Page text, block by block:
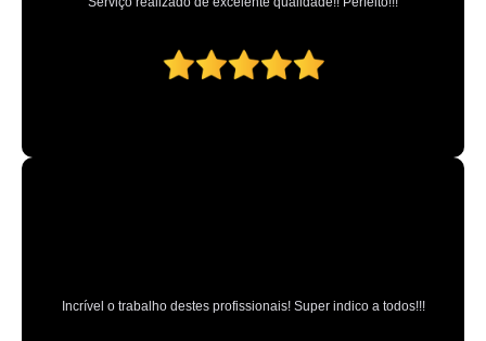
Incrível o trabalho destes profissionais! Super indico a todos!!!